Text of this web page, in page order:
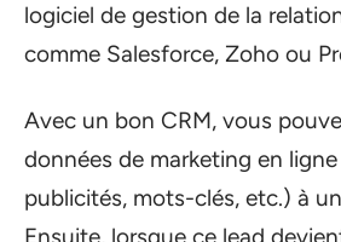
logiciel de gestion de la
comme Salesforce, Zoho ou
Avec un bon CRM, vous
données de marketing en
publicités, mots-clés, etc.) à
Ensuite, lorsque ce lead